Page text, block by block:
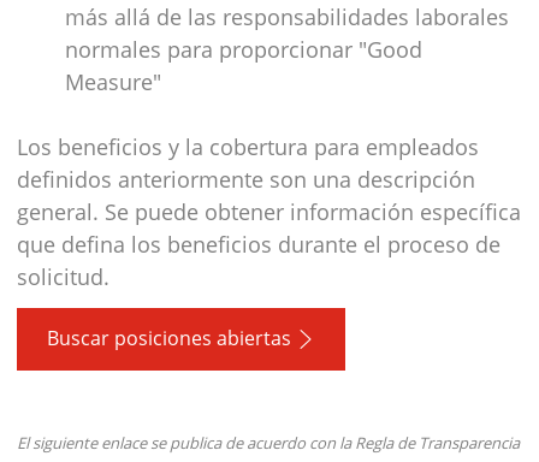
más allá de las responsabilidades laborales
normales para proporcionar "Good
Measure"
Los beneficios y la cobertura para empleados
definidos anteriormente son una descripción
general. Se puede obtener información específica
que defina los beneficios durante el proceso de
solicitud.
Buscar posiciones abiertas
El siguiente enlace se publica de acuerdo con la Regla de Transparencia